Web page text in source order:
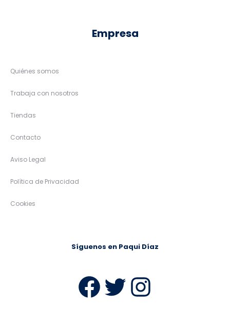
Empresa
Quiénes somos
Trabaja con nosotros
Tiendas
Contacto
Aviso Legal
Política de Privacidad
Cookies
Síguenos en Paqui Díaz
Facebook
Twitter